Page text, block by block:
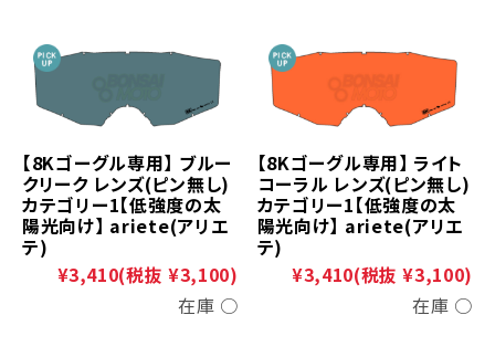
【8Kゴーグル専用】 ブルー
クリーク レンズ(ピン無し)
カテゴリー1【低強度の太
陽光向け】 ariete(アリエ
テ)
¥3,410(税抜 ¥3,100)
在庫 ○
【8Kゴーグル専用】 ライト
コーラル レンズ(ピン無し)
カテゴリー1【低強度の太
陽光向け】 ariete(アリエ
テ)
¥3,410(税抜 ¥3,100)
在庫 ○